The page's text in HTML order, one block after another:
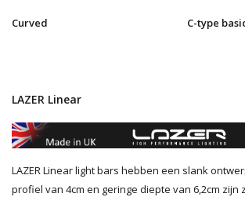
Curved C-type
LAZER Linear
LAZER Linear light bars hebben een slank
profiel van 4cm en geringe diepte van 6,2cm zijn